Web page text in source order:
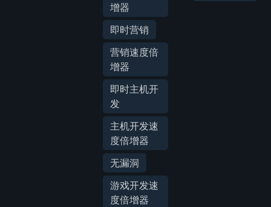
增器
即时营销
营销速度倍
增器
即时主机开
发
主机开发速
度倍增器
无漏洞
游戏开发速
度倍增器